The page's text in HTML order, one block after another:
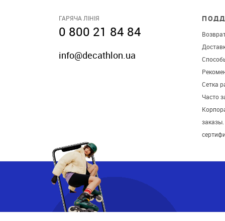
ГАРЯЧА ЛІНІЯ
0 800 21 84 84
info@decathlon.ua
Сетка
Часто